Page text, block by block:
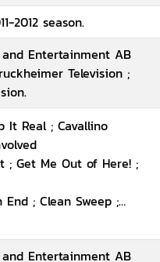
2012 season.
and Entertainment AB
Television ;
It Real ; Cavallino
; Get Me Out of Here! ;
; Clean Sweep ;
Till I Die
; Flash Pop ; Kill
and Entertainment AB